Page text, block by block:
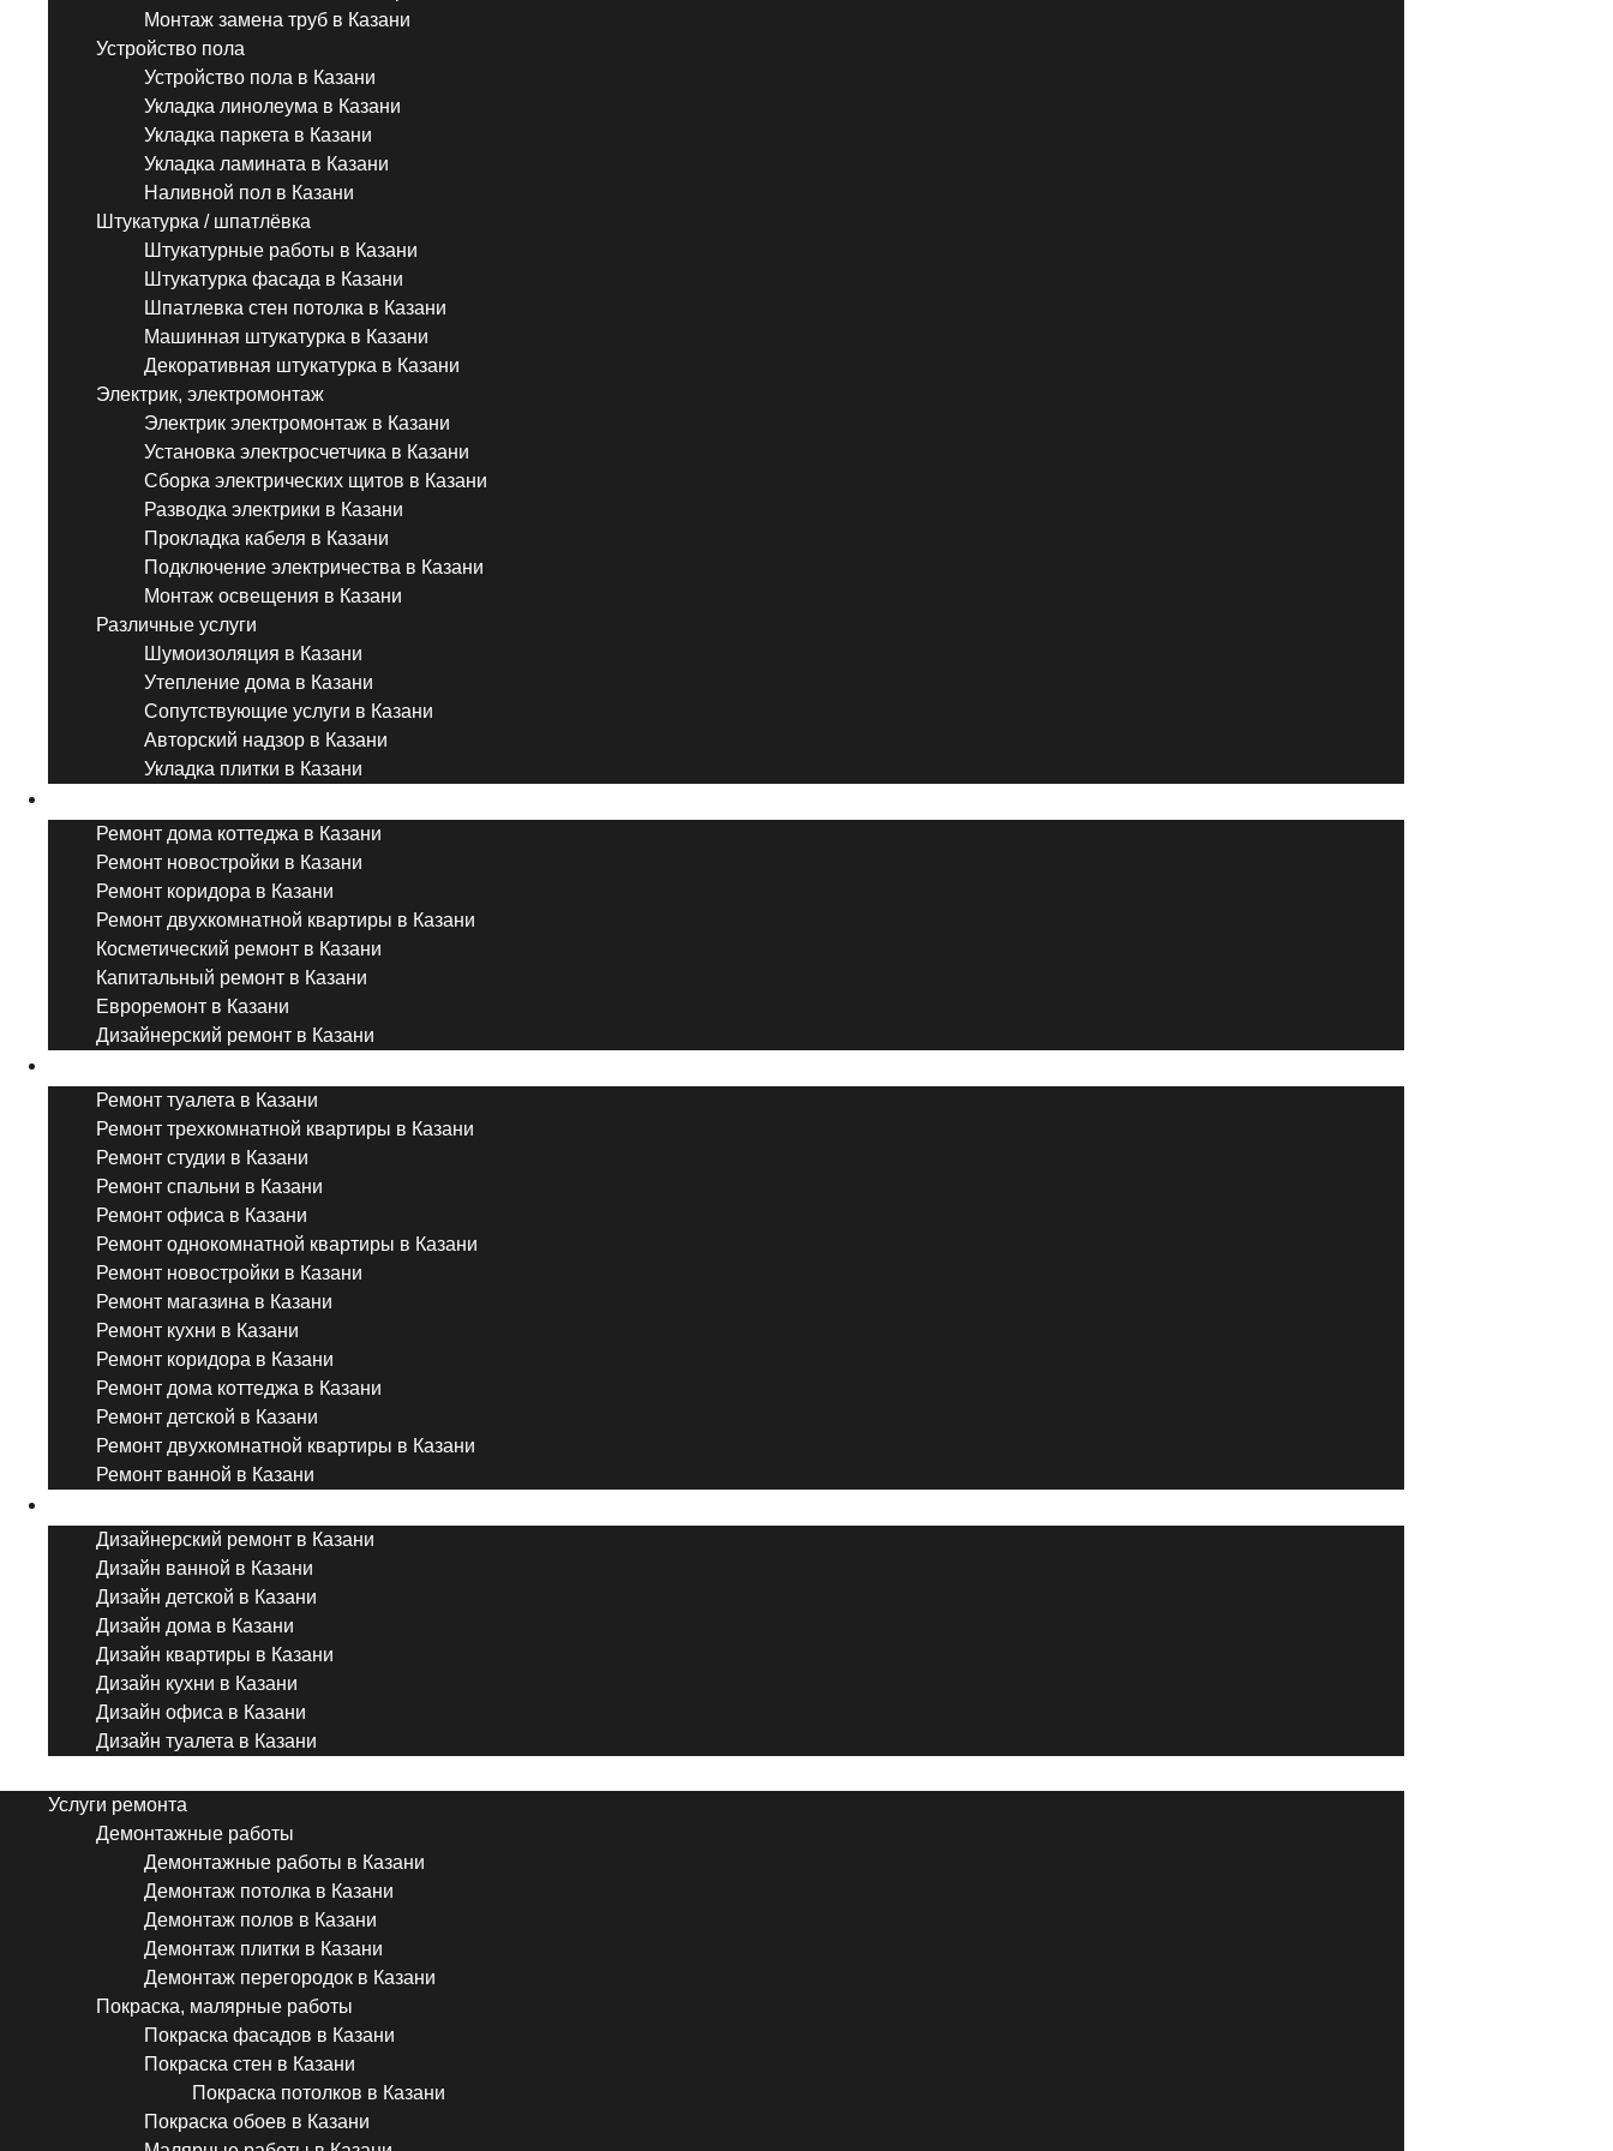
Монтаж замена труб в Казани
Устройство пола
Устройство пола в Казани
Укладка линолеума в Казани
Укладка паркета в Казани
Укладка ламината в Казани
Наливной пол в Казани
Штукатурка / шпатлёвка
Штукатурные работы в Казани
Штукатурка фасада в Казани
Шпатлевка стен потолка в Казани
Машинная штукатурка в Казани
Декоративная штукатурка в Казани
Электрик, электромонтаж
Электрик электромонтаж в Казани
Установка электросчетчика в Казани
Сборка электрических щитов в Казани
Разводка электрики в Казани
Прокладка кабеля в Казани
Подключение электричества в Казани
Монтаж освещения в Казани
Различные услуги
Шумоизоляция в Казани
Утепление дома в Казани
Сопутствующие услуги в Казани
Авторский надзор в Казани
Укладка плитки в Казани
Ремонт дома коттеджа в Казани
Ремонт новостройки в Казани
Ремонт коридора в Казани
Ремонт двухкомнатной квартиры в Казани
Косметический ремонт в Казани
Капитальный ремонт в Казани
Евроремонт в Казани
Дизайнерский ремонт в Казани
Ремонт туалета в Казани
Ремонт трехкомнатной квартиры в Казани
Ремонт студии в Казани
Ремонт спальни в Казани
Ремонт офиса в Казани
Ремонт однокомнатной квартиры в Казани
Ремонт новостройки в Казани
Ремонт магазина в Казани
Ремонт кухни в Казани
Ремонт коридора в Казани
Ремонт дома коттеджа в Казани
Ремонт детской в Казани
Ремонт двухкомнатной квартиры в Казани
Ремонт ванной в Казани
Дизайнерский ремонт в Казани
Дизайн ванной в Казани
Дизайн детской в Казани
Дизайн дома в Казани
Дизайн квартиры в Казани
Дизайн кухни в Казани
Дизайн офиса в Казани
Дизайн туалета в Казани
Услуги ремонта
Демонтажные работы
Демонтажные работы в Казани
Демонтаж потолка в Казани
Демонтаж полов в Казани
Демонтаж плитки в Казани
Демонтаж перегородок в Казани
Покраска, малярные работы
Покраска фасадов в Казани
Покраска стен в Казани
Покраска потолков в Казани
Покраска обоев в Казани